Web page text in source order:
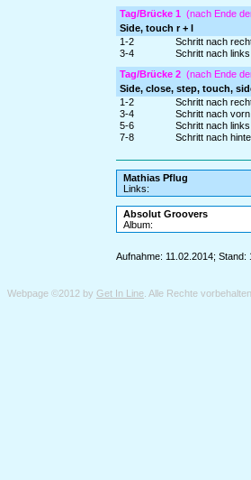
Tag/Brücke 1 (nach Ende
Side, touch r + l
1-2
Schritt nach
3-4
Schritt nach
Tag/Brücke 2 (nach Ende
Side, close, step, touch,
1-2
Schritt nach
3-4
Schritt nach
5-6
Schritt nach
7-8
Schritt nach
Mathias Pflug
Links:
Absolut Groovers
Album:
Aufnahme: 11.02.2014; Stand:
Webpage ©2012 by Get In Line . Alle Rechte vorbehalten.